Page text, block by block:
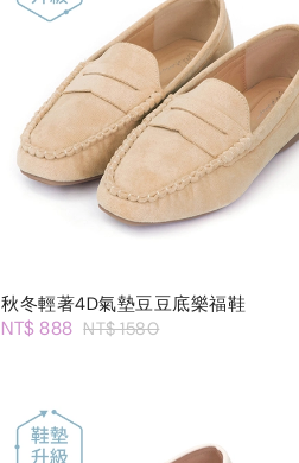
秋冬輕著4D氣墊豆豆底樂福鞋
NT$ 888 NT$ 1580